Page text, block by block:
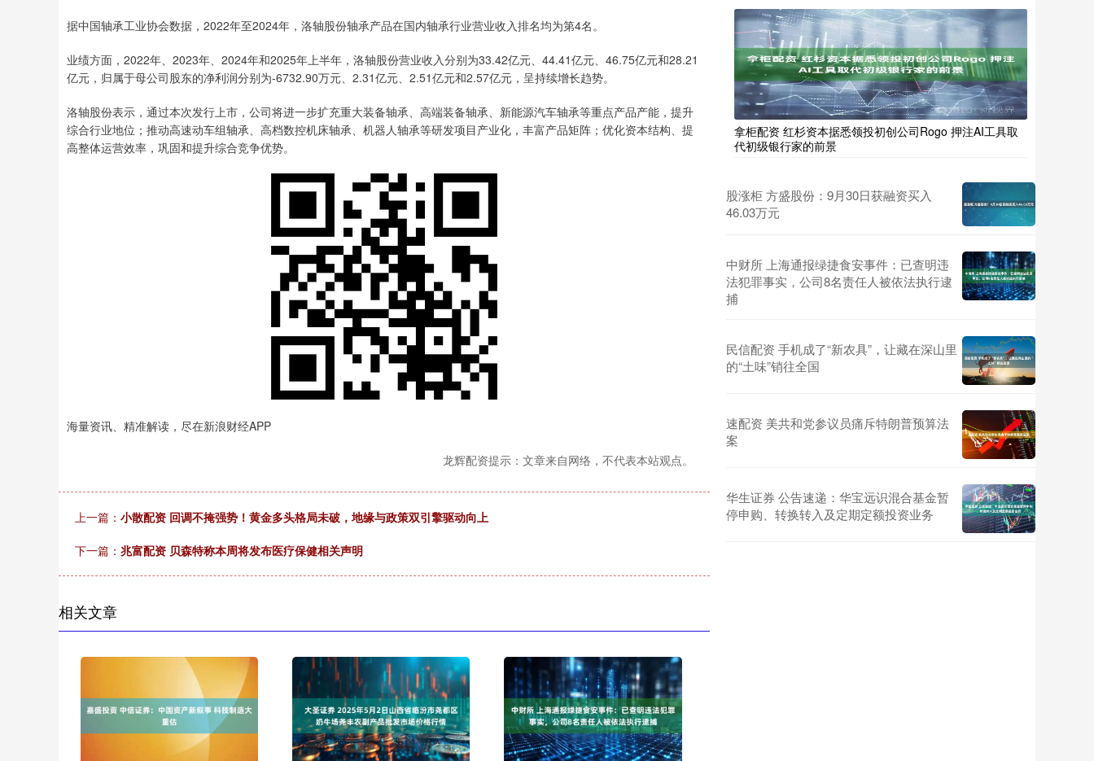
据中国轴承工业协会数据，2022年至2024年，洛轴股份轴承产品在国内轴承行业营业收入排名均为第4名。
业绩方面，2022年、2023年、2024年和2025年上半年，洛轴股份营业收入分别为33.42亿元、44.41亿元、46.75亿元和28.21
亿元，归属于母公司股东的净利润分别为-6732.90万元、2.31亿元、2.51亿元和2.57亿元，呈持续增长趋势。
洛轴股份表示，通过本次发行上市，公司将进一步扩充重大装备轴承、高端装备轴承、新能源汽车轴承等重点产品产能，提升
综合行业地位；推动高速动车组轴承、高档数控机床轴承、机器人轴承等研发项目产业化，丰富产品矩阵；优化资本结构、提
高整体运营效率，巩固和提升综合竞争优势。
海量资讯、精准解读，尽在新浪财经APP
龙辉配资提示：文章来自网络，不代表本站观点。
上一篇： 小散配资 回调不掩强势！黄金多头格局未破，地缘与政策双引擎驱动向上
下一篇： 兆富配资 贝森特称本周将发布医疗保健相关声明
相关文章
拿柜配资 红杉资本据悉领投初创公司Rogo 押注AI工具取
代初级银行家的前景
股涨柜 方盛股份：9月30日获融资买入
46.03万元
中财所 上海通报绿捷食安事件：已查明违
法犯罪事实，公司8名责任人被依法执行逮
捕
民信配资 手机成了“新农具”，让藏在深山里
的“土味”销往全国
速配资 美共和党参议员痛斥特朗普预算法
案
华生证券 公告速递：华宝远识混合基金暂
停申购、转换转入及定期定额投资业务